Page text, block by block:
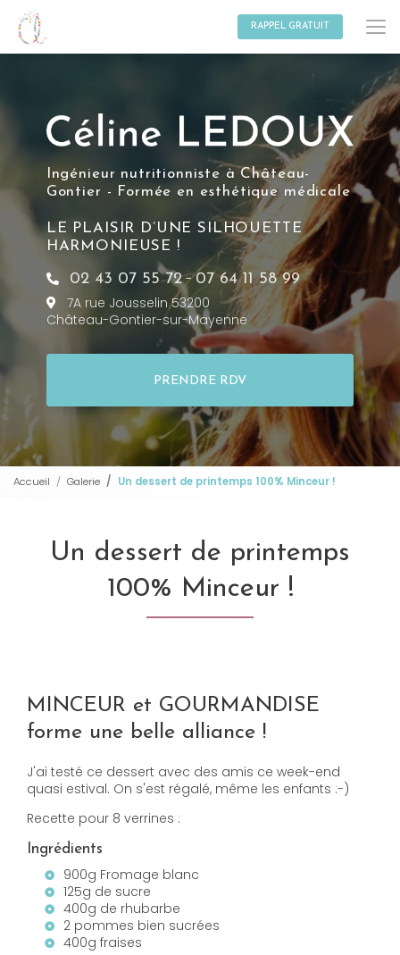
contenu
principal
RAPPEL GRATUIT
Ingénieur nutritionniste à Château-
Gontier - Formée en esthétique médicale
LE PLAISIR D’UNE SILHOUETTE
HARMONIEUSE !
02 43 07 55 72-07 64 11 58 99
7A rue Jousselin 53200
Château-Gontier-sur-Mayenne
PRENDRE RDV
Accueil Galerie Un dessert de printemps 100% Minceur !
Un dessert de printemps
100% Minceur !
MINCEUR et GOURMANDISE
forme une belle alliance !
J'ai testé ce dessert avec des amis ce week-end
quasi estival. On s'est régalé, même les enfants :-)
Recette pour 8 verrines :
Ingrédients
900g Fromage blanc
125g de sucre
400g de rhubarbe
2 pommes bien sucrées
400g fraises